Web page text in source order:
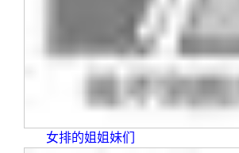
女排的姐姐妹们